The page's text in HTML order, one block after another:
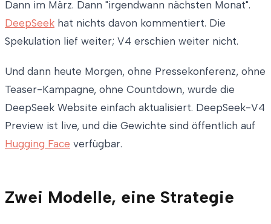
Dann im März. Dann "irgendwann nächsten Monat".
DeepSeek hat nichts davon kommentiert. Die
Spekulation lief weiter; V4 erschien weiter nicht.
Und dann heute Morgen, ohne Pressekonferenz, ohne
Teaser-Kampagne, ohne Countdown, wurde die
DeepSeek Website einfach aktualisiert. DeepSeek-V4
Preview ist live, und die Gewichte sind öffentlich auf
Hugging Face verfügbar.
Zwei Modelle, eine Strategie